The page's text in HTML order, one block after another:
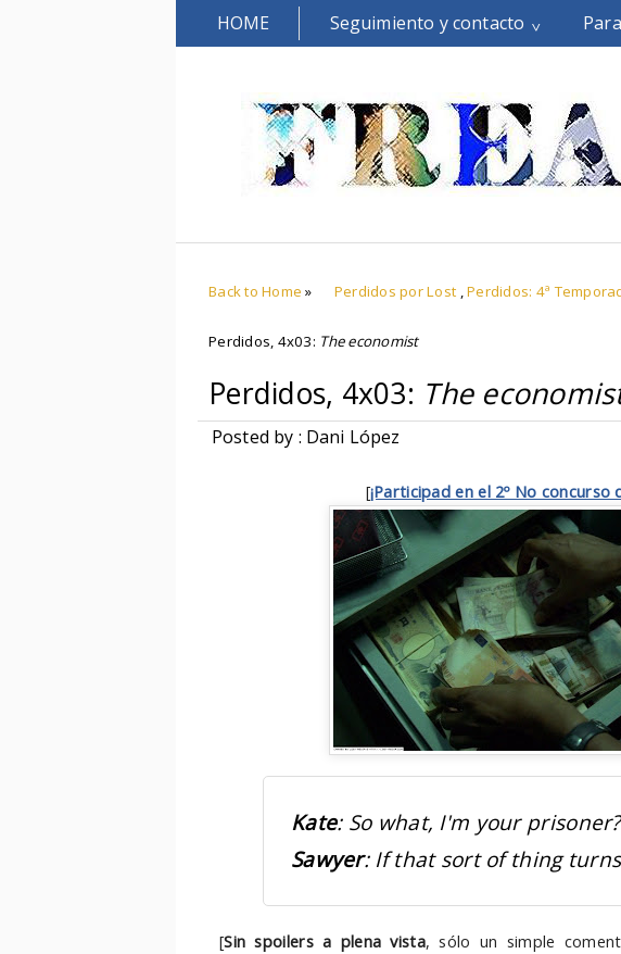
HOME Seguimiento y contacto
Back to Home » Perdidos por Lost ,Perdidos: 4ª
Perdidos, 4x03: The economist
Perdidos, 4x03: The
Posted by : Dani López
[¡Participad en el 2º No concurso
Kate: So what, I'm your prisoner?
Sawyer: If that sort of thing
[Sin spoilers a plena vista, sólo un simple